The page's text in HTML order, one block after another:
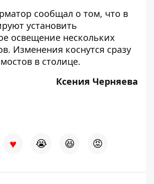
сообщал о том, что в
установить
освещение нескольких
Изменения коснутся сразу
в столице.
Ксения Черняева
♥ 😭 😆 😡